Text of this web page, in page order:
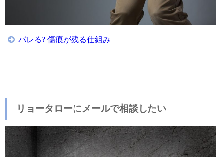
バレる? 傷痕が残る仕組み
リョータローにメールで相談したい